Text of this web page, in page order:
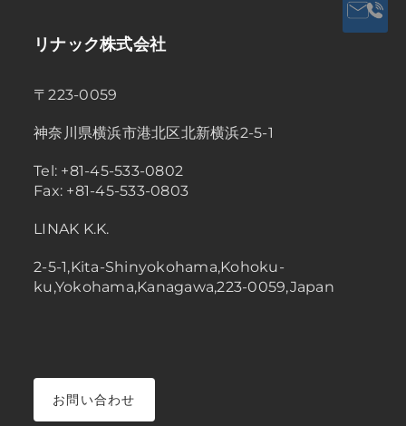
リナック株式会社
〒223-0059
神奈川県横浜市港北区北新横浜2-5-1
Tel: +81-45-533-0802
Fax: +81-45-533-0803
LINAK K.K.
2-5-1,Kita-Shinyokohama,Kohoku-
ku,Yokohama,Kanagawa,223-0059,Japan
お問い合わせ